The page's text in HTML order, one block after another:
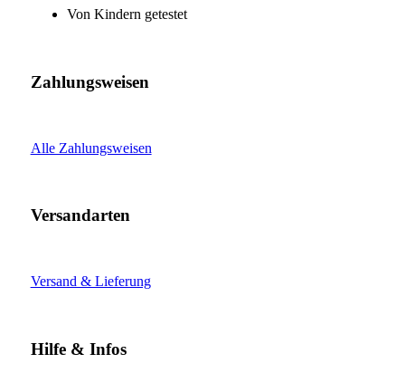
Von Kindern getestet
Zahlungsweisen
Alle Zahlungsweisen
Versandarten
Versand & Lieferung
Hilfe & Infos